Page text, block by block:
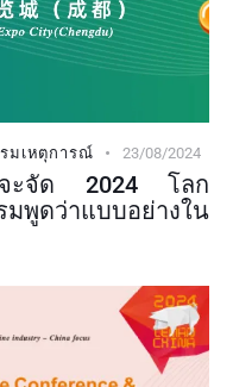
มเหตุการณ์ 23/08/2024
ะจัด 2024 โลก
มพูดว่าแบบอย่างใน